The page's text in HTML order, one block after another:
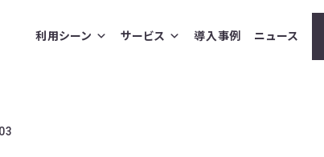
利用シーン サービス 導入事例 ニュース